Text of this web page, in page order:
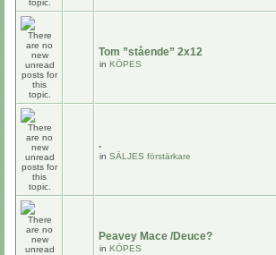
Tom ”stående” 2x12
in KÖPES
.
in SÄLJES förstärkare
Peavey Mace /Deuce?
in KÖPES